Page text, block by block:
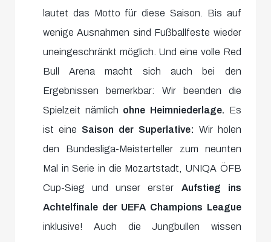
lautet das Motto für diese Saison. Bis auf
wenige Ausnahmen sind Fußballfeste wieder
uneingeschränkt möglich. Und eine volle Red
Bull Arena macht sich auch bei den
Ergebnissen bemerkbar: Wir beenden die
Spielzeit nämlich ohne Heimniederlage. Es
ist eine Saison der Superlative: Wir holen
den Bundesliga-Meisterteller zum neunten
Mal in Serie in die Mozartstadt, UNIQA ÖFB
Cup-Sieg und unser erster Aufstieg ins
Achtelfinale der UEFA Champions League
inklusive! Auch die Jungbullen wissen